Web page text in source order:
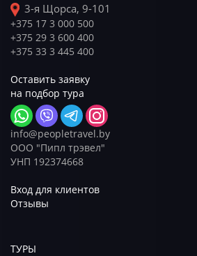
3-я Щорса, 9-101
+375 17 3 000 500
+375 29 3 600 400
+375 33 3 445 400
Оставить заявку
на подбор тура
info@peopletravel.by
ООО "Пипл трэвел"
УНП 192374668
Вход для клиентов
Отзывы
ТУРЫ